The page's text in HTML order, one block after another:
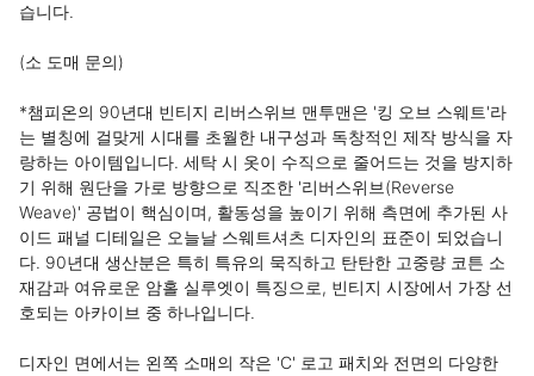
습니다.
(소 도매 문의)
*챔피온의 90년대 빈티지 리버스위브 맨투맨은 '킹 오브 스웨트'라
는 별칭에 걸맞게 시대를 초월한 내구성과 독창적인 제작 방식을 자
랑하는 아이템입니다. 세탁 시 옷이 수직으로 줄어드는 것을 방지하
기 위해 원단을 가로 방향으로 직조한 '리버스위브(Reverse
Weave)' 공법이 핵심이며, 활동성을 높이기 위해 측면에 추가된 사
이드 패널 디테일은 오늘날 스웨트셔츠 디자인의 표준이 되었습니
다. 90년대 생산분은 특히 특유의 묵직하고 탄탄한 고중량 코튼 소
재감과 여유로운 암홀 실루엣이 특징으로, 빈티지 시장에서 가장 선
호되는 아카이브 중 하나입니다.
디자인 면에서는 왼쪽 소매의 작은 'C' 로고 패치와 전면의 다양한